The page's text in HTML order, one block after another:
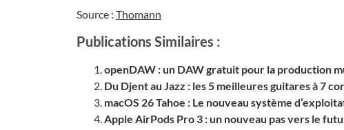
Source : Thomann
Publications Similaires :
openDAW : un DAW gratuit pour la production
Du Djent au Jazz : les 5 meilleures guitares à 7
macOS 26 Tahoe : Le nouveau système
Apple AirPods Pro 3 : un nouveau pas vers le